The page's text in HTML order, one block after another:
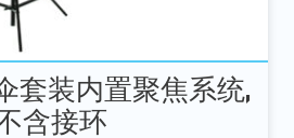
套装内置聚焦系统,
含接环